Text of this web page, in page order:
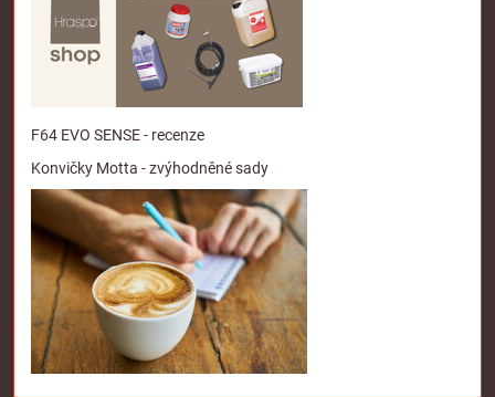
F64 EVO SENSE - recenze
Konvičky Motta - zvýhodněné sady